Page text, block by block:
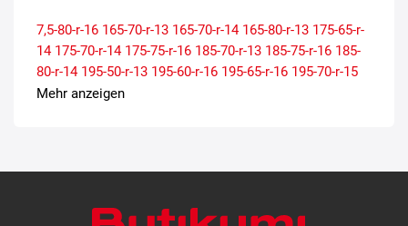
7,5-80-r-16 165-70-r-13 165-70-r-14 165-80-r-13 175-65-r-
14 175-70-r-14 175-75-r-16 185-70-r-13 185-75-r-16 185-
80-r-14 195-50-r-13 195-60-r-16 195-65-r-16 195-70-r-15
195-75-r-16 195-80-r-14
Mehr anzeigen